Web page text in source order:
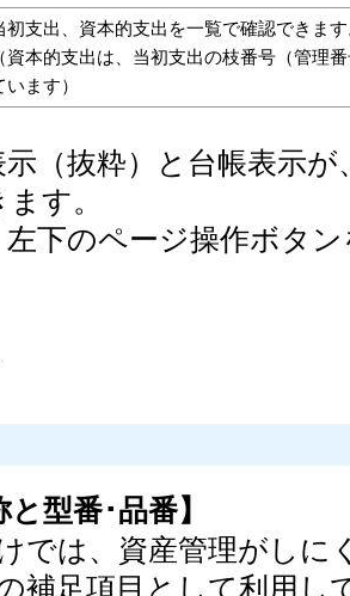
初支出、資本的支出を一覧で確認できま
（資本的支出は、当初支出の枝番号（管理
います）
（抜粋）と台帳表示
す。
左下のページ操作ボタ
と型番･品番】
では、資産管理がしに
補足項目として利用し